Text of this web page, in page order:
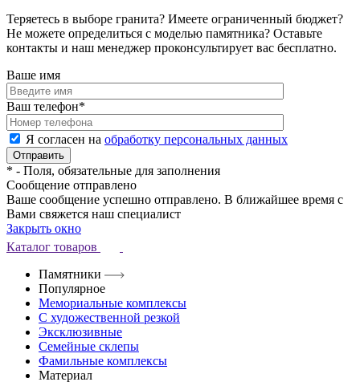
Теряетесь в выборе гранита? Имеете ограниченный бюджет?
Не можете определиться с моделью памятника? Оставьте
контакты и наш менеджер проконсультирует вас бесплатно.
Ваше имя
Ваш телефон*
Я согласен на обработку персональных данных
* - Поля, обязательные для заполнения
Сообщение отправлено
Ваше сообщение успешно отправлено. В ближайшее время с
Вами свяжется наш специалист
Закрыть окно
Каталог товаров
Памятники
Популярное
Мемориальные комплексы
С художественной резкой
Эксклюзивные
Семейные склепы
Фамильные комплексы
Материал